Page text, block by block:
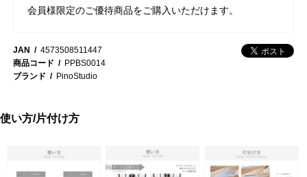
会員様限定のご優待商品をご購入いただけます。
JAN
4573508511447
商品コード
PPBS0014
ブランド
PinoStudio
使い方/片付け方